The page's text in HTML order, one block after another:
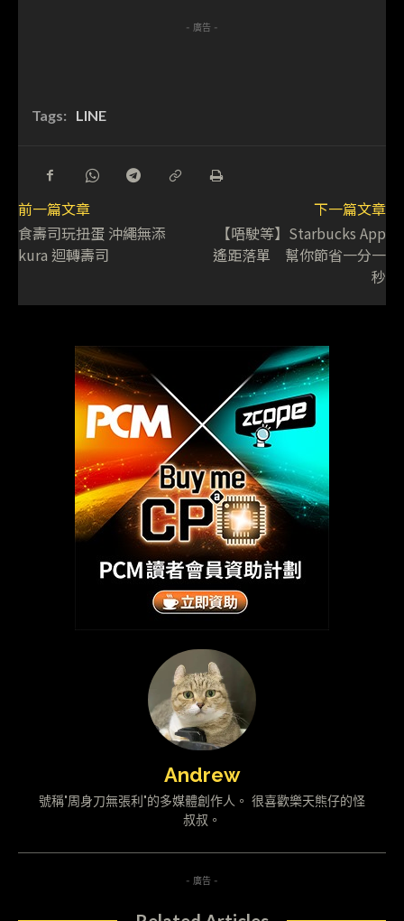
- 廣告 -
Tags: LINE
前一篇文章
食壽司玩扭蛋 沖繩無添
kura 迴轉壽司
下一篇文章
【唔駛等】Starbucks App
遙距落單 幫你節省一分一
秒
Andrew
號稱"周身刀無張利"的多媒體創作人。 很喜歡樂天熊仔的怪
叔叔。
- 廣告 -